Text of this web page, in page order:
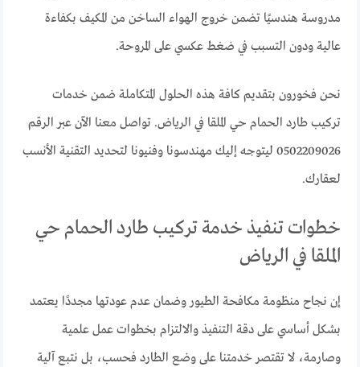
مدروسة هندسيًا تضمن خروج الهواء الساخن من المكيف بكفاءة
عالية ودون التسبب في ضغط عكسي على المروحة.
نحن فخورون بتقديم كافة هذه الحلول المتكاملة ضمن خدمات
تركيب طارد الحمام حي الملقا في الرياض. تواصل معنا الآن عبر الرقم
0502209026 ليتوجه إليك مهندسونا وفنيونا لتحديد التقنية الأنسب
لعقارك.
خطوات تنفيذ خدمة تركيب طارد الحمام حي
الملقا في الرياض
إن نجاح منظومة مكافحة الطيور وضمان عدم عودتها مجددًا يعتمد
بشكل أساسي على دقة التنفيذ والالتزام بخطوات عمل علمية
وصارمة، لا تقتصر خدمتنا على وضع الطارد فحسب، بل نتبع آلية